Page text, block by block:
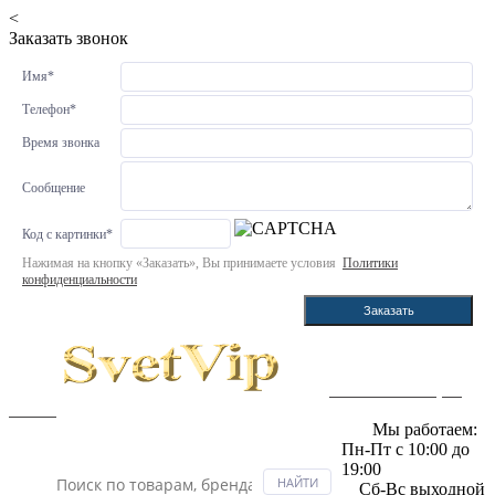
<
Заказать звонок
Имя*
Телефон*
Время звонка
Сообщение
Код с картинки*
Нажимая на кнопку «Заказать», Вы принимаете условия Политики
конфиденциальности
Заказать
Мы работаем:
Пн-Пт с 10:00 до
19:00
Сб-Вс выходной